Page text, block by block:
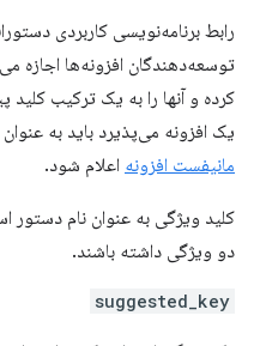
توسعه‌دهندگان افزونه‌ها اجازه
کرده و آنها را به یک ترکیب
یک افزونه می‌پذیرد باید به
مانیفست افزونه اعلام شود.
کلید ویژگی به عنوان نام دستور
دو ویژگی داشته باشند.
suggested_key